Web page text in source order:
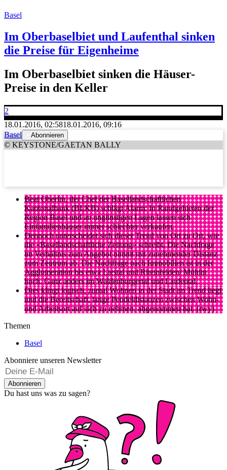
Basel
Im Oberbaselbiet und Laufenthal sinken
die Preise für Eigenheime
Im Oberbaselbiet sinken die Häuser-
Preise in den Keller
2
18.01.2016, 02:5818.01.2016, 09:16
Basel
Abonnieren
© KEYSTONE/GAETAN BALLY
Beat Oberlin, der Chef der Basellandschaftlichen
Kantonalbank (BLKB) schlägt Alarm: In Randgebieten der
Region Basel und an ungünstigen Lagen lassen sich
Einfamilienhäuser immer schlechter verkaufen.
Dennoch unterscheidet sich dieser Trend von Ort zu Ort, wie
die «Basellandschaftliche Zeitung» schreibt. Die Nachfrage
im Verhältnis zum Angebot nimmt mit zunehmender Distanz
zum Zentrum ab. Die Nachfrage nach Immobilien ist in der
Agglomeration bis etwa Liestal und Rheinfelden/ Möhlin
hoch. Ganz anders im Waldenburgertal und Laufental.
Dies klingt logisch, zumal Wohnen in der Stadt im Trend liegt
und die Bereitschaft, lange Pendeldistanzen zwischen Wohn-
und Arbeitsort auf sich zu nehmen, abgenommen hat. (rwy)
Themen
Basel
Abonniere unseren Newsletter
Abonnieren
Du hast uns was zu sagen?